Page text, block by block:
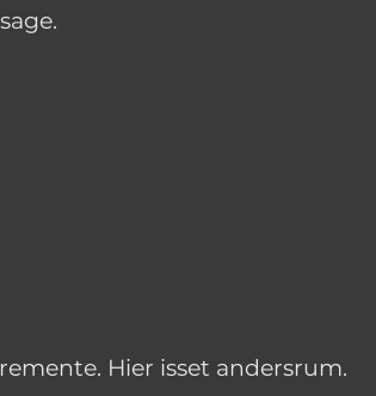
Hier isset andersrum.